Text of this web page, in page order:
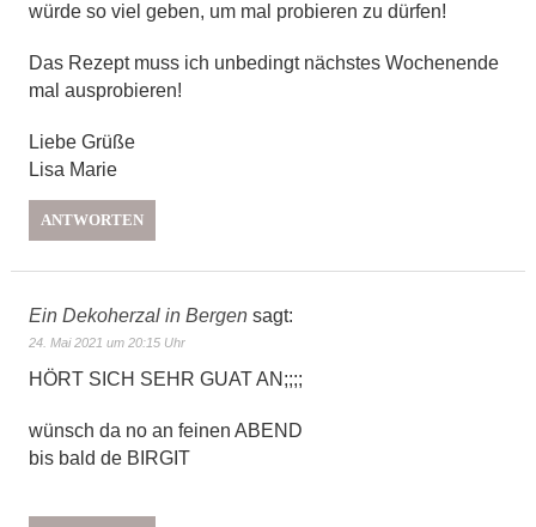
würde so viel geben, um mal probieren zu dürfen!
Das Rezept muss ich unbedingt nächstes Wochenende
mal ausprobieren!
Liebe Grüße
Lisa Marie
ANTWORTEN
Ein Dekoherzal in Bergen sagt:
24. Mai 2021 um 20:15 Uhr
HÖRT SICH SEHR GUAT AN;;;;
wünsch da no an feinen ABEND
bis bald de BIRGIT